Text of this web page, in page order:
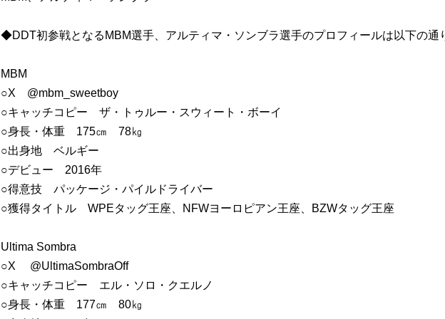
◆DDT初参戦となるMBM選手、アルティマ・ソンブラ選手のプロフィールは以下の通
MBM
○X @mbm_sweetboy
○キャッチコピー ザ・トゥルー・スウィート・ボーイ
○身長・体重 175㎝ 78㎏
○出身地 ベルギー
○デビュー 2016年
○得意技 パッケージ・パイルドライバー
○獲得タイトル WPEタッグ王座、NFWヨーロピアン王座、BZWタッグ王座
Ultima Sombra
○X @UltimaSombraOff
○キャッチコピー エル・ソロ・クエルノ
○身長・体重 177㎝ 80㎏